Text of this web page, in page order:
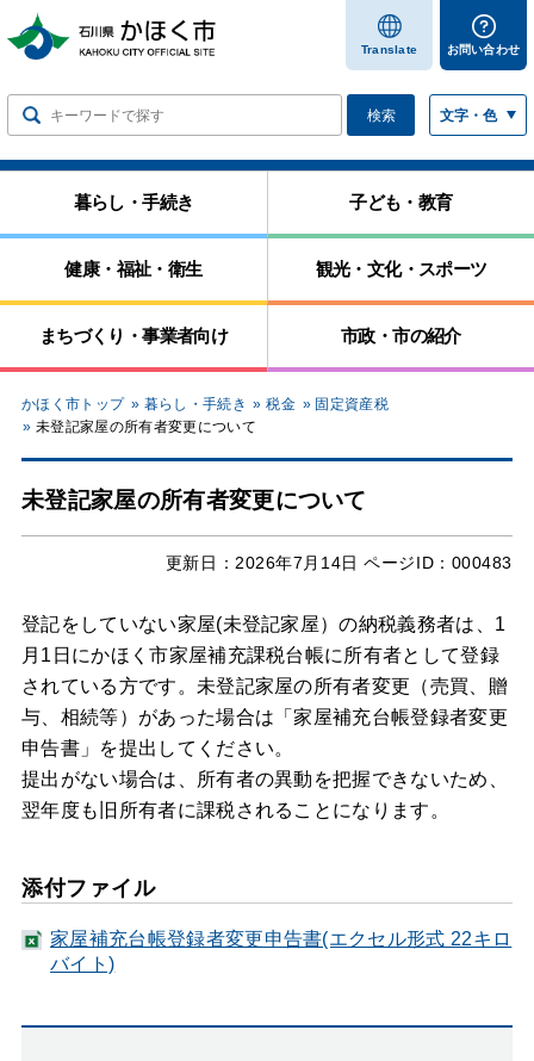
します
Translate お問い合わせ
検索 文字・色
暮らし・手続き 子ども・教育
健康・福祉・衛生 観光・文化・スポーツ
まちづくり・事業者向け 市政・市の紹介
かほく市トップ 暮らし・手続き 税金
固定資産税
未登記家屋の所有者変更について
未登記家屋の所有者変更について
更新日： 2026年7月14日 ページID：000483
登記をしていない家屋(未登記家屋）の納税義務者は、1
月1日にかほく市家屋補充課税台帳に所有者として登録
されている方です。未登記家屋の所有者変更（売買、贈
与、相続等）があった場合は「家屋補充台帳登録者変更
申告書」を提出してください。
提出がない場合は、所有者の異動を把握できないため、
翌年度も旧所有者に課税されることになります。
添付ファイル
家屋補充台帳登録者変更申告書(エクセル形式 22キロ
バイト)